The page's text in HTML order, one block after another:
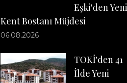
Eşki'den Yeni
Kent Bostanı Müjdesi
06.08.2026
TOKİ'den 41
İlde Yeni